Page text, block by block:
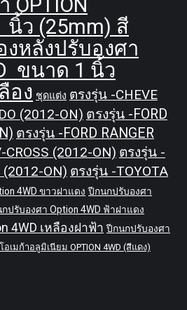
OPTION
นิ้ว (25mm) สี
งหลังปรับองศา
ขนาด 1 นิ้ว
อง ชุดแต่ง ตรงรุ่น -CHEVE
(2012-ON) ตรงรุ่น -FORD
ตรงรุ่น -FORD RANGER
CROSS (2012-ON) ตรงรุ่น -
(2012-ON) ตรงรุ่น -TOYOTA
4WD ขาวฝาแดง ปีกนกปรับองศา
ปรับองศา Option 4WD ฟ้าฝาแดง
4WD เหลืองฝาฟ้า ปีกนกปรับองศา
อเมก้าอลูมิเนียม OPTION 4WD (สีแดง)